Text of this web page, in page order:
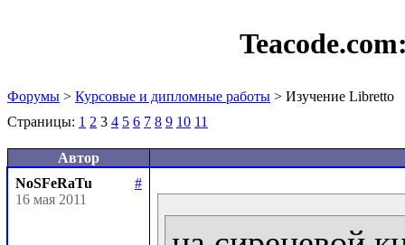
Форумы > Курсовые и дипломные работы > Изучение Libretto
Страницы: 1 2 3 4 5 6 7 8 9 10 11
Автор
NoSFeRaTu
#
16 мая 2011